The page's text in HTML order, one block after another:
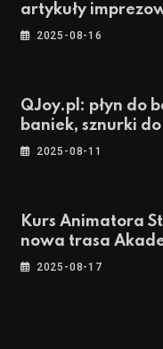
artykuły
stroje i akcesoria
2025-08-16
QJoy.pl: płyn do
baniek, sznurki
zestawy do baniek
2025-08-11
Kurs Animatora
nowa trasa
– jesień 2025
2025-08-17